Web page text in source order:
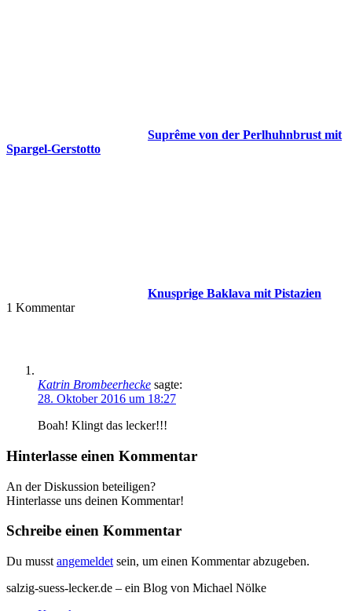
Suprême von der Perlhuhnbrust mit
Spargel-Gerstotto
Knusprige Baklava mit Pistazien
1 Kommentar
Katrin Brombeerhecke sagte:
28. Oktober 2016 um 18:27
Boah! Klingt das lecker!!!
Hinterlasse einen Kommentar
An der Diskussion beteiligen?
Hinterlasse uns deinen Kommentar!
Schreibe einen Kommentar
Du musst angemeldet sein, um einen Kommentar abzugeben.
salzig-suess-lecker.de – ein Blog von Michael Nölke